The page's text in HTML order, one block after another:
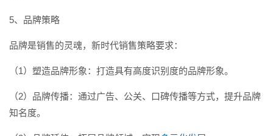
5、品牌策略
品牌是销售的灵魂，新时代销售策略要求：
（1）塑造品牌形象：打造具有高度识别度的品牌形象。
（2）品牌传播：通过广告、公关、口碑传播等方式，提升品牌
知名度。